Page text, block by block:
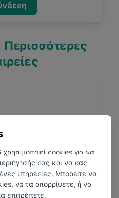
cookies για να
σας και να σας
υπηρεσίες. Μπορείτε να
να τα απορρίψετε, ή να
επιτρέπετε.